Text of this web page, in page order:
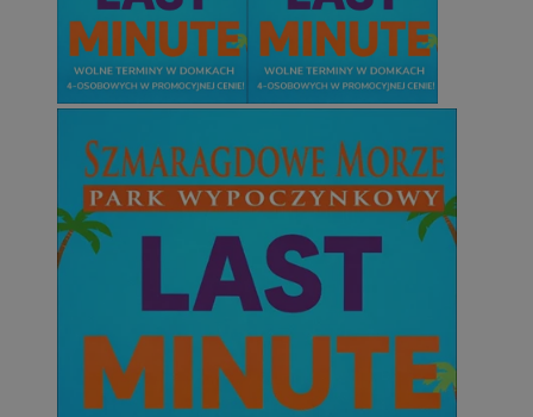
Niezbędne Wydajność Targetowanie
Niezbędne pliki cookie umożliwiają korzystanie z podstawowych
takich jak logowanie użytkownika i zarządzanie kontem. Bez
można prawidłowo korzystać ze strony internetowej.
QeSessID mojetychy.pl